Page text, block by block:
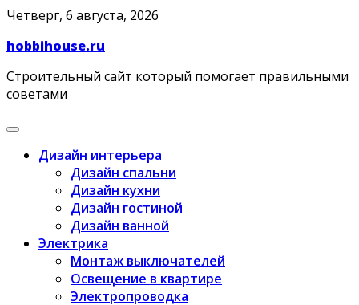
Skip
content
Четверг, 6 августа, 2026
hobbihouse.ru
Строительный сайт который помогает правильными
советами
Дизайн интерьера
Дизайн спальни
Дизайн кухни
Дизайн гостиной
Дизайн ванной
Электрика
Монтаж выключателей
Освещение в квартире
Электропроводка